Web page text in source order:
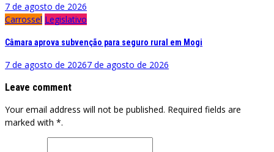
7 de agosto de 2026
Carrossel Legislativo
Câmara aprova subvenção para seguro rural em Mogi
7 de agosto de 20267 de agosto de 2026
Leave comment
Your email address will not be published. Required fields are
marked with *.